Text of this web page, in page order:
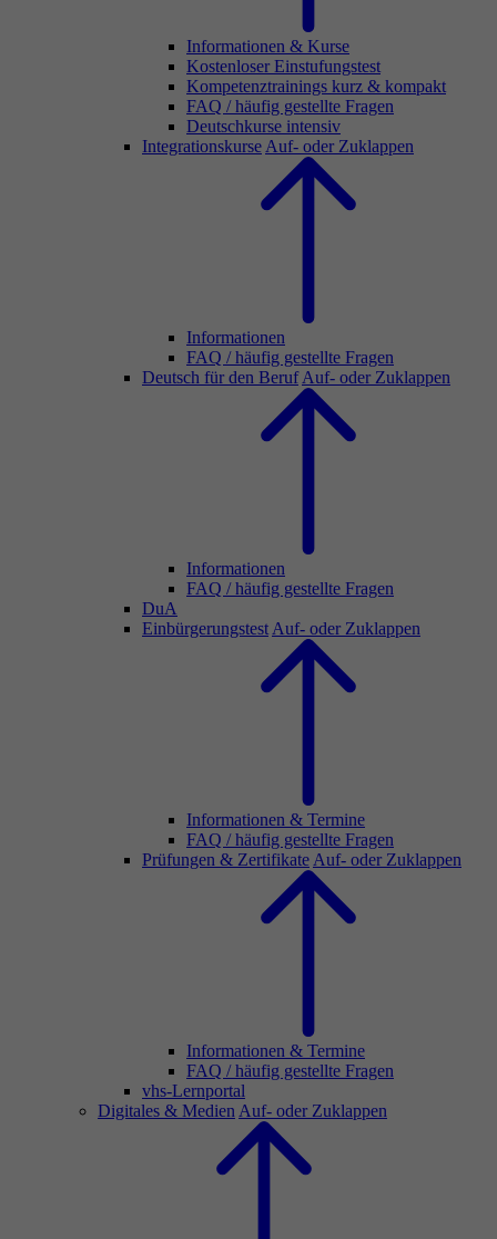
Informationen & Kurse
Kostenloser Einstufungstest
Kompetenztrainings kurz & kompakt
FAQ / häufig gestellte Fragen
Deutschkurse intensiv
Integrationskurse Auf- oder Zuklappen
Informationen
FAQ / häufig gestellte Fragen
Deutsch für den Beruf Auf- oder Zuklappen
Informationen
FAQ / häufig gestellte Fragen
DuA
Einbürgerungstest Auf- oder Zuklappen
Informationen & Termine
FAQ / häufig gestellte Fragen
Prüfungen & Zertifikate Auf- oder Zuklappen
Informationen & Termine
FAQ / häufig gestellte Fragen
vhs-Lernportal
Digitales & Medien Auf- oder Zuklappen